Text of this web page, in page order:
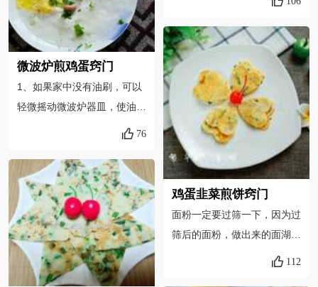
出水，所以拌馅料的时候先用
油把食材拌匀，最后再加盐调
味，然后尽快包，避免水分出
的过多。
微波炉煎鸡蛋窍门
1、如果家中没有油刷，可以
轻微摇动微波炉器皿，使油均
匀覆盖内部表面。2、在鸡蛋
在加热过程中爆裂。3、也可
以不在鸡蛋表面撒盐，待荷包
蛋煎好后，滴少量生抽在蛋
上，也很好吃。4、可适量延
长一点时间，以使荷包蛋的熟
度适合个人的口味。
76
容易散开，不易定型。煎的时
候油不要太多，锅底薄薄铺一
层即可。煎好的米饭鸡蛋煎饼
要趁热吃才喷香松脆，冷了就
不好吃了。这种做法小盆友们
是非常喜欢的！
鸡蛋韭菜煎饼窍门
面粉一定要过筛一下，因为过
筛后的面粉，做出来的面湖会
更细腻，煎出来的饼，口感更
112